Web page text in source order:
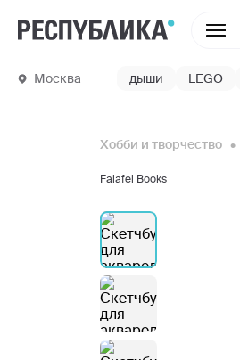
Москва дыши LEGO
Хобби и творчество
Falafel Books